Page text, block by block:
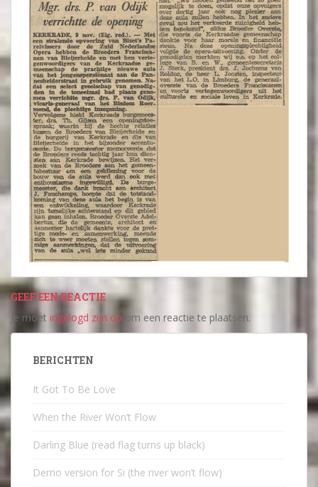
GEEF EEN REACTIE
Je moet ingelogd zijn op om een reactie te plaatsen.
BERICHTEN
It Got To Be Love
When the River Won’t Flow
Darling Blue (read flag turns up black)
Demo version for Si (the river won’t flow)